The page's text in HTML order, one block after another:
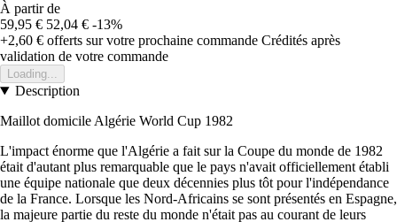
À partir de
59,95 € 52,04 € -13%
+2,60 € offerts sur votre prochaine commande Crédités après
validation de votre commande
Loading...
Description
Maillot domicile Algérie World Cup 1982
L'impact énorme que l'Algérie a fait sur la Coupe du monde de 1982
était d'autant plus remarquable que le pays n'avait officiellement établi
une équipe nationale que deux décennies plus tôt pour l'indépendance
de la France. Lorsque les Nord-Africains se sont présentés en Espagne,
la majeure partie du reste du monde n'était pas au courant de leurs